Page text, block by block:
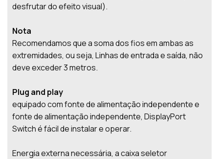
desfrutar do efeito visual).
Nota
Recomendamos que a soma dos fios em ambas as
extremidades, ou seja, Linhas de entrada e saída, não
deve exceder 3 metros.
Plug and play
equipado com fonte de alimentação independente e
fonte de alimentação independente, DisplayPort
Switch é fácil de instalar e operar.
Energia externa necessária, a caixa seletor